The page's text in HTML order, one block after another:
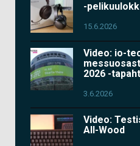
-
15.6.2026
Video: io-
2026 -
3.6.2026
Video:
All-Wood